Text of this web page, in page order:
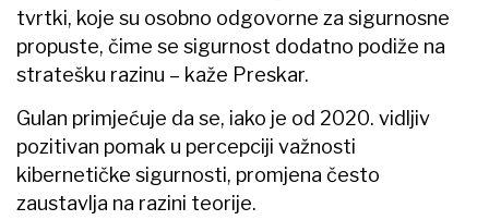
tvrtki, koje su osobno odgovorne za sigurnosne
propuste, čime se sigurnost dodatno podiže na
stratešku razinu – kaže Preskar.
Gulan primjećuje da se, iako je od 2020. vidljiv
pozitivan pomak u percepciji važnosti
kibernetičke sigurnosti, promjena često
zaustavlja na razini teorije.